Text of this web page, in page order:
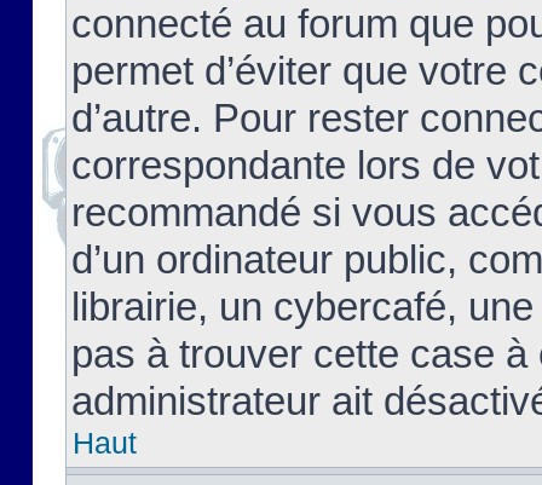
connecté au forum que
permet d’éviter que votre
d’autre. Pour rester
correspondante lors de
recommandé si vous
d’un ordinateur public,
librairie, un cybercafé,
pas à trouver cette case à
administrateur ait
Haut